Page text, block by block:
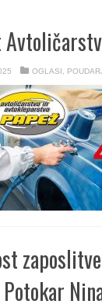
OGLASI